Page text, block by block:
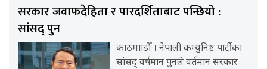
सरकार जवाफदेहिता र पारदर्शिताबाट पन्छियो :
सांसद् पुन
काठमााडौँ । नेपाली कम्युनिष्ट पार्टीका
सांसद् वर्षमान पुनले वर्तमान सरकार